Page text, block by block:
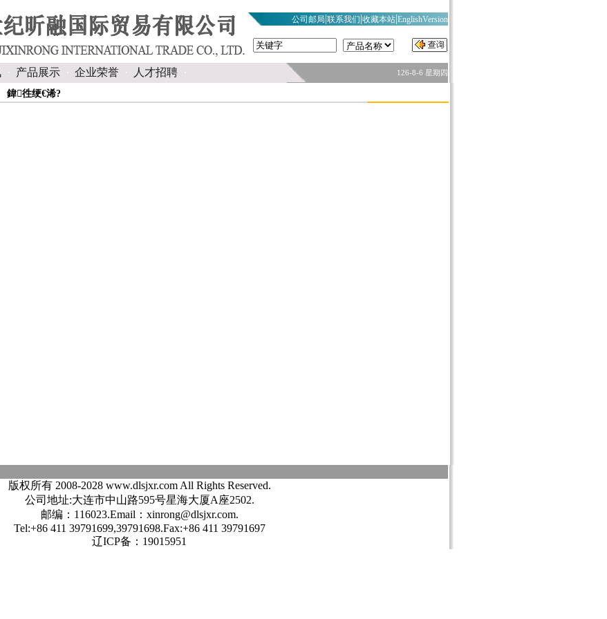
公司邮局|联系我们|收藏本站|EnglishVersion
· 产品展示 · 企业荣誉 · 人才招聘 · 126-8-6 星期四
鍏徃绠€浠?
版权所有 2008-2028 www.dlsjxr.com All Rights Reserved.
公司地址:大连市中山路595号星海大厦A座2502.
邮编：116023.Email：xinrong@dlsjxr.com.
Tel:+86 411 39791699,39791698.Fax:+86 411 39791697
辽ICP备：19015951